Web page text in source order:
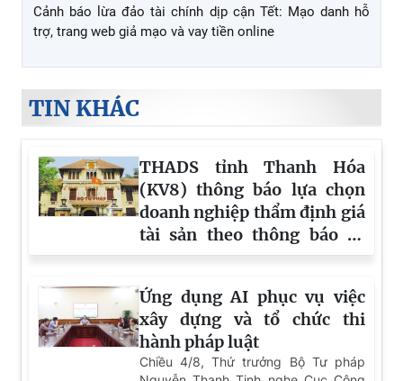
Lỗ hổng Copilot mở đường cho tấn công phishing qua
email